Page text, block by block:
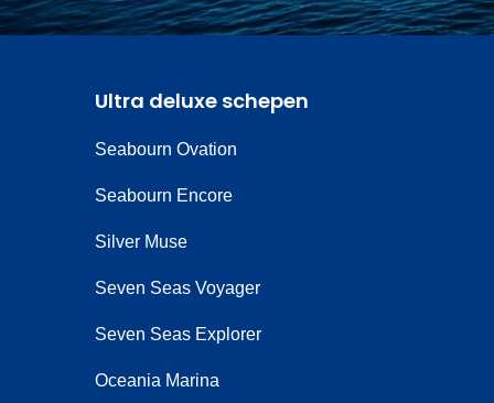
Ultra deluxe schepen
Seabourn Ovation
Seabourn Encore
Silver Muse
Seven Seas Voyager
Seven Seas Explorer
Oceania Marina